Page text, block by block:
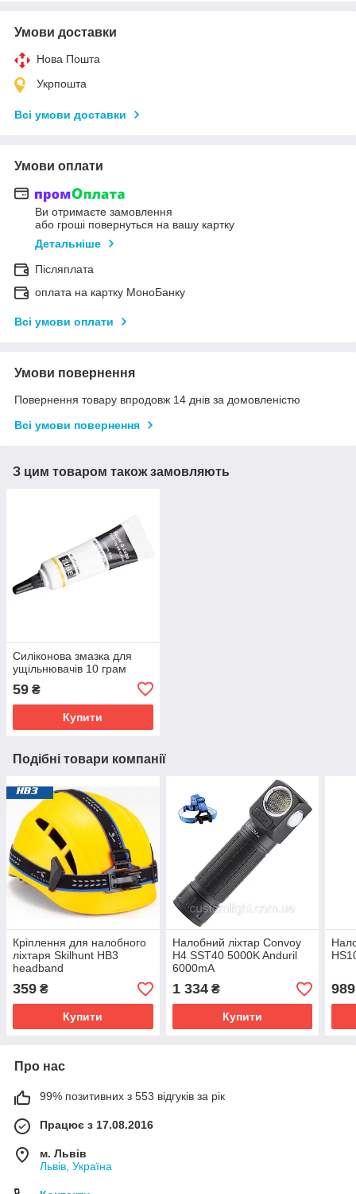
Умови доставки
Нова Пошта
Укрпошта
Всі умови доставки
Умови оплати
Ви отримаєте замовлення
або гроші повернуться на вашу картку
Детальніше
Післяплата
оплата на картку МоноБанку
Всі умови оплати
Умови повернення
Повернення товару впродовж 14 днів за домовленістю
Всі умови повернення
З цим товаром також замовляють
Силіконова змазка для
ущільнювачів 10 грам
59 ₴
Купити
Подібні товари компанії
Кріплення для налобного
ліхтаря Skilhunt HB3
headband
359 ₴
Купити
Налобний ліхтар Convoy
H4 SST40 5000K Anduril
6000mA
1 334₴
Купити
989
Про нас
99% позитивних з 553 відгуків за рік
Працює з 17.08.2016
м. Львів
Львів, Україна